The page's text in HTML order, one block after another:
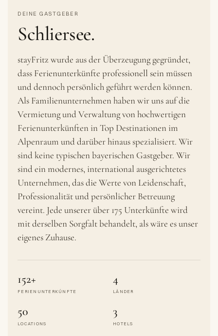
DEINE GASTGEBER
Schliersee.
stayFritz wurde aus der Überzeugung gegründet,
dass Ferienunterkünfte professionell sein müssen
und dennoch persönlich geführt werden können.
Als Familienunternehmen haben wir uns auf die
Vermietung und Verwaltung von hochwertigen
Ferienunterkünften in Top Destinationen im
Alpenraum und darüber hinaus spezialisiert. Wir
sind keine typischen bayerischen Gastgeber. Wir
sind ein modernes, international ausgerichtetes
Unternehmen, das die Werte von Leidenschaft,
Professionalität und persönlicher Betreuung
vereint. Jede unserer über 175 Unterkünfte wird
mit derselben Sorgfalt behandelt, als wäre es unser
eigenes Zuhause.
152+
FERIENUNTERKÜNFTE
4
LÄNDER
50
LOCATIONS
3
HOTELS